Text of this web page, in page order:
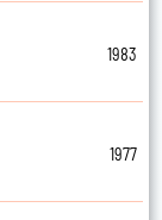
1983
1977